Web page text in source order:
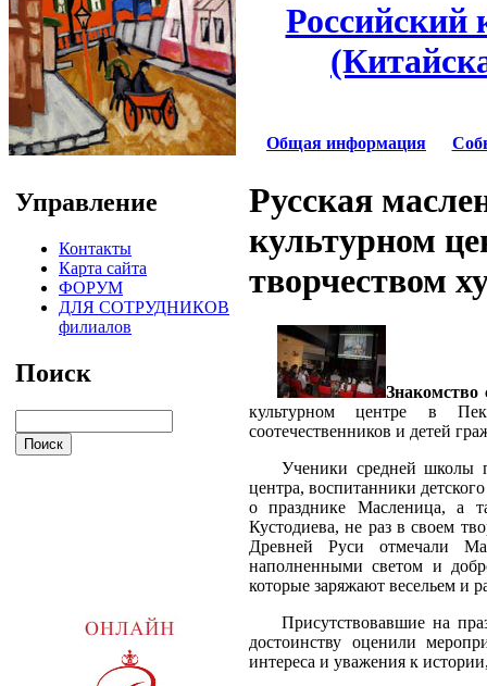
Управление
Контакты
Карта сайта
ФОРУМ
ДЛЯ СОТРУДНИКОВ
филиалов
Поиск
Российский
Общая информация
Русская
культурном
творчеством
Знакомство
культурном центре в
соотечественников и детей
Ученики средней школы при
центра, воспитанники
о празднике Масленица, а
Кустодиева, не раз в своем
Древней Руси отмечали
наполненными светом и
которые заряжают весельем и
Присутствовавшие на
достоинству оценили
интереса и уважения к